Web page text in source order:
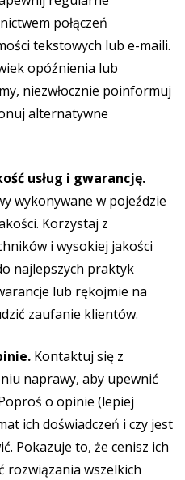
połączeń
tekstowych lub e-maili.
opóźnienia lub
niezwłocznie poinformuj
alternatywne
usług i gwarancję.
wykonywane w pojeździe
Korzystaj z
i wysokiej jakości
najlepszych praktyk
lub rękojmie na
zaufanie klientów.
Kontaktuj się z
naprawy, aby upewnić
o opinie (lepiej
ich doświadczeń i czy jest
Pokazuje to, że cenisz ich
rozwiązania wszelkich